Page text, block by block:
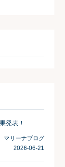
発表！
マリーナブログ
2026-06-21